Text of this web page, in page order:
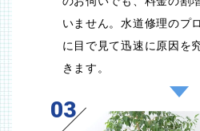
いません。水道修理のプ
に目で見て迅速に原因を
きます。
03